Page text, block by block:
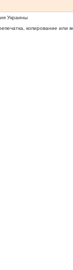
Украины
копирование или